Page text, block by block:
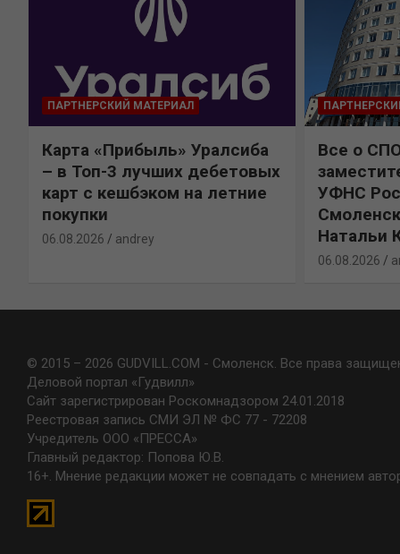
ПАРТНЕРСКИЙ МАТЕРИАЛ
Карта «Прибыль» Уралсиба
– в Топ-3 лучших дебетовых
карт с кешбэком на летние
покупки
06.08.2026 andrey
Все о
УФНС
Натальи
06.08.2026
© 2015 – 2026 GUDVILL.COM - Смоленск. Все права
Деловой портал «Гудвилл»
Сайт зарегистрирован Роскомнадзором 24.01.2018
Реестровая запись СМИ ЭЛ № ФС 77 - 72208
Учредитель ООО «ПРЕССА»
Главный редактор: Попова Ю.В.
16+. Мнение редакции может не совпадать с мнением